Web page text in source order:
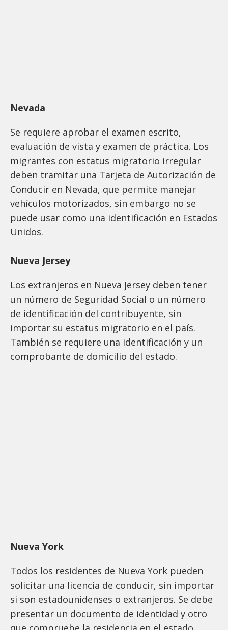
Nevada
Se requiere aprobar el examen escrito,
evaluación de vista y examen de práctica. Los
migrantes con estatus migratorio irregular
deben tramitar una Tarjeta de Autorización de
Conducir en Nevada, que permite manejar
vehículos motorizados, sin embargo no se
puede usar como una identificación en Estados
Unidos.
Nueva Jersey
Los extranjeros en Nueva Jersey deben tener
un número de Seguridad Social o un número
de identificación del contribuyente, sin
importar su estatus migratorio en el país.
También se requiere una identificación y un
comprobante de domicilio del estado.
Nueva York
Todos los residentes de Nueva York pueden
solicitar una licencia de conducir, sin importar
si son estadounidenses o extranjeros. Se debe
presentar un documento de identidad y otro